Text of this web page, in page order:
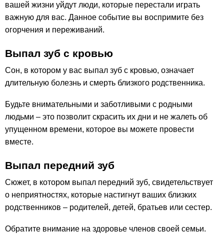
вашей жизни уйдут люди, которые перестали играть
важную для вас. Данное событие вы воспримите без
огорчения и переживаний.
Выпал зуб с кровью
Сон, в котором у вас выпал зуб с кровью, означает
длительную болезнь и смерть близкого родственника.
Будьте внимательными и заботливыми с родными
людьми – это позволит скрасить их дни и не жалеть об
упущенном времени, которое вы можете провести
вместе.
Выпал передний зуб
Сюжет, в котором выпал передний зуб, свидетельствует
о неприятностях, которые настигнут ваших близких
родственников – родителей, детей, братьев или сестер.
Обратите внимание на здоровье членов своей семьи.